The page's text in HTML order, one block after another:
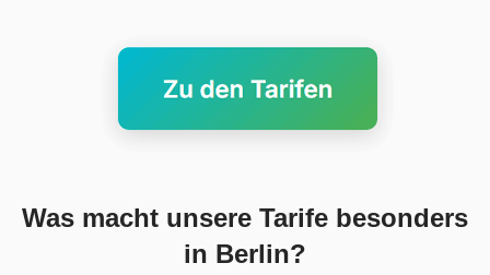
Was macht unsere Tarife besonders
in Berlin?